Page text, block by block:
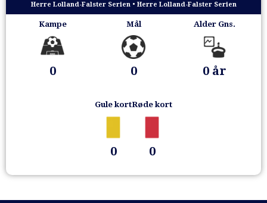
Herre Lolland-Falster Serien • Herre Lolland-Falster Serien
Kampe
0
Mål
0
Alder Gns.
0 år
Gule kort
0
Røde kort
0